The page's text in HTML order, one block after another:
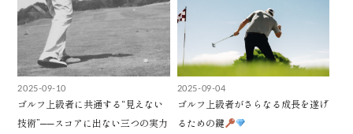
2025-09-10
ゴルフ上級者に共通する“見えない
技術”──スコアに出ない三つの実力
2025-09-04
ゴルフ上級者がさらなる成長を遂げ
るための鍵